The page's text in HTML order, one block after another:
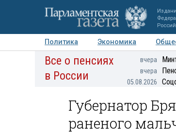
Политика Экономика
Авторы Персоны Мнения
Все о пенсиях
в России
вчера
вчера
05.08.2026
Губернатор
раненого